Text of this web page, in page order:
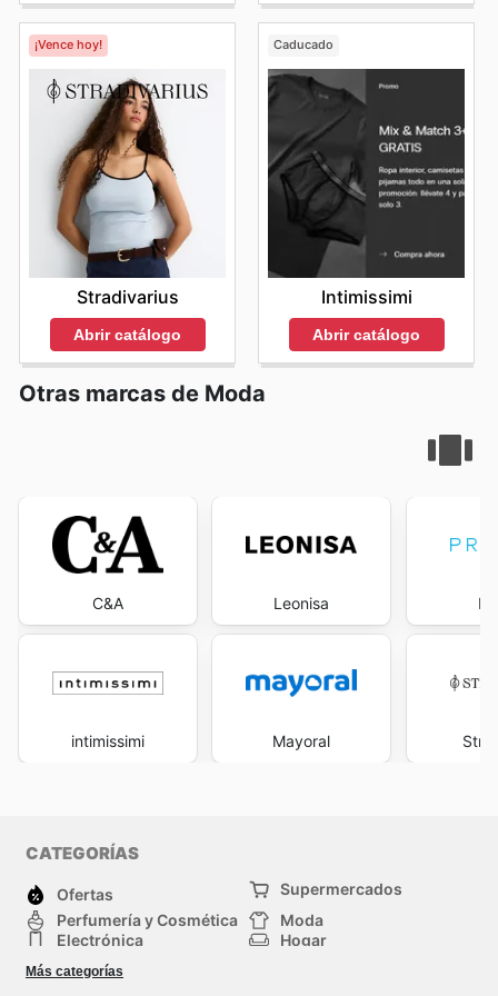
placentera y económica. Invertir en la moda de Uniqlo
significa apostar por la durabilidad, la funcionalidad y el
estilo, y hacerlo aprovechando sus ofertas y
promociones significa optimizar cada euro gastado.
Estar informado sobre las
Uniqlo sales
generales y las
ofertas específicas que lanzan periódicamente asegura
que siempre encontrarán opciones ventajosas. Visit
Uniqlo's website today to explore the best deals and
start saving now.
¡Vence hoy!
Stradivarius
Abrir catálogo
Caducado
Intimissimi
Abrir catálogo
Otras marcas de Moda
C&A
intimissimi
Leonisa
Mayoral
CATEGORÍAS
Ofertas
Supermercados
Perfumería y Cosmética
Moda
Electrónica
Hogar
Deporte
Juguetes y bebés
Más categorías